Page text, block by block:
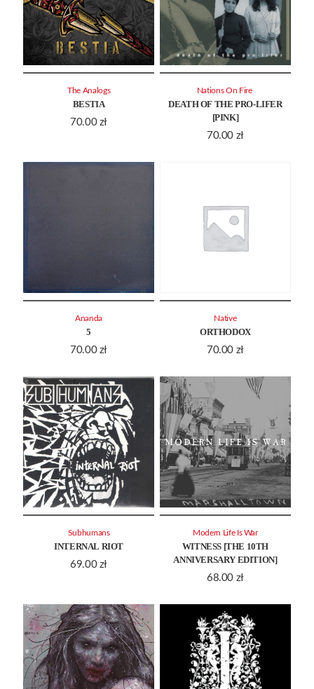
BESTIA
70.00 zł
The Analogs
DEATH OF THE PRO-LIFER
[PINK]
70.00 zł
Nations On Fire ‎
5
70.00 zł
Ananda
ORTHODOX
70.00 zł
Native
INTERNAL RIOT
69.00 zł
Subhumans
WITNESS [THE 10TH
ANNIVERSARY EDITION]
68.00 zł
Modern Life Is War